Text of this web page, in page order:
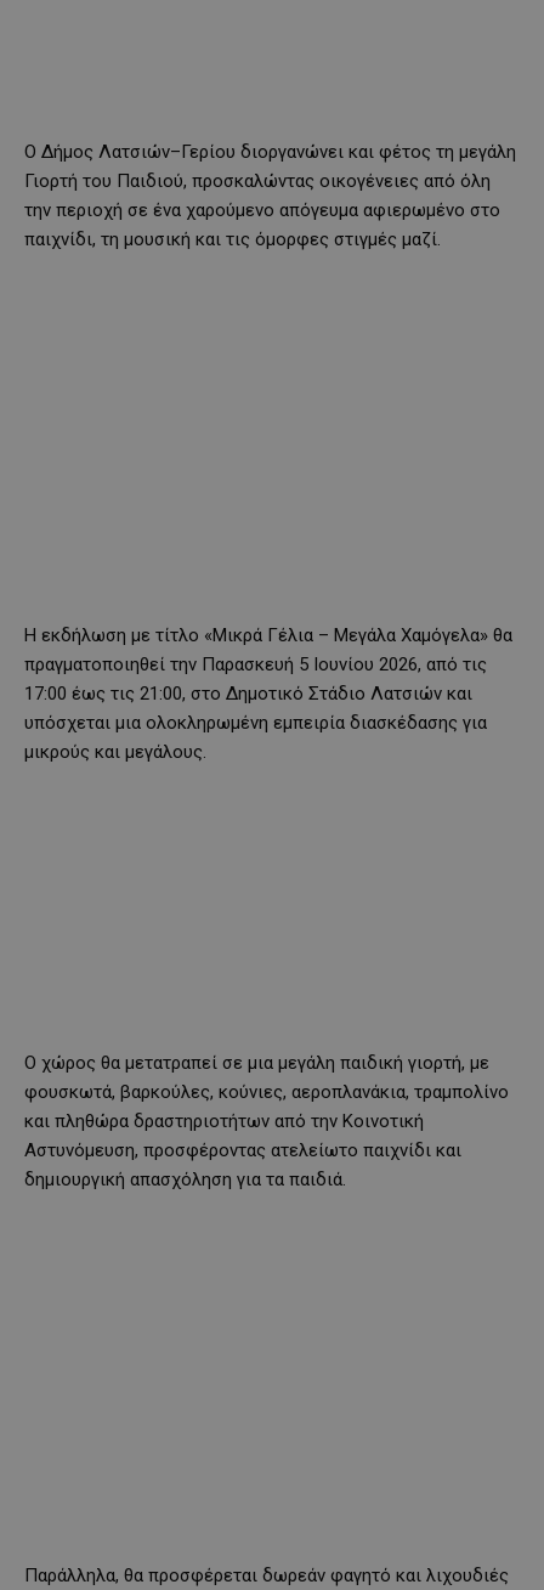
Ο Δήμος Λατσιών–Γερίου διοργανώνει και φέτος τη μεγάλη
Γιορτή του Παιδιού, προσκαλώντας οικογένειες από όλη
την περιοχή σε ένα χαρούμενο απόγευμα αφιερωμένο στο
παιχνίδι, τη μουσική και τις όμορφες στιγμές μαζί.
Η εκδήλωση με τίτλο «Μικρά Γέλια – Μεγάλα Χαμόγελα» θα
πραγματοποιηθεί την Παρασκευή 5 Ιουνίου 2026, από τις
17:00 έως τις 21:00, στο Δημοτικό Στάδιο Λατσιών και
υπόσχεται μια ολοκληρωμένη εμπειρία διασκέδασης για
μικρούς και μεγάλους.
Ο χώρος θα μετατραπεί σε μια μεγάλη παιδική γιορτή, με
φουσκωτά, βαρκούλες, κούνιες, αεροπλανάκια, τραμπολίνο
και πληθώρα δραστηριοτήτων από την Κοινοτική
Αστυνόμευση, προσφέροντας ατελείωτο παιχνίδι και
δημιουργική απασχόληση για τα παιδιά.
Παράλληλα, θα προσφέρεται δωρεάν φαγητό και λιχουδιές